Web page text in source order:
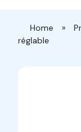
Home »
réglable